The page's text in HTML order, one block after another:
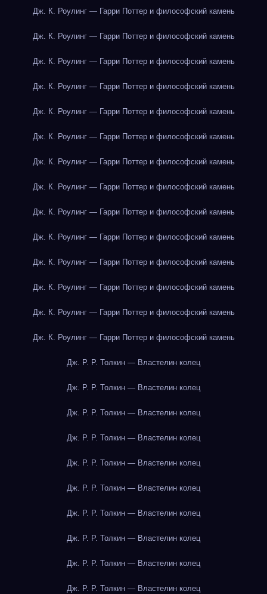
Дж. К. Роулинг — Гарри Поттер и философский камень
Дж. К. Роулинг — Гарри Поттер и философский камень
Дж. К. Роулинг — Гарри Поттер и философский камень
Дж. К. Роулинг — Гарри Поттер и философский камень
Дж. К. Роулинг — Гарри Поттер и философский камень
Дж. К. Роулинг — Гарри Поттер и философский камень
Дж. К. Роулинг — Гарри Поттер и философский камень
Дж. К. Роулинг — Гарри Поттер и философский камень
Дж. К. Роулинг — Гарри Поттер и философский камень
Дж. К. Роулинг — Гарри Поттер и философский камень
Дж. К. Роулинг — Гарри Поттер и философский камень
Дж. К. Роулинг — Гарри Поттер и философский камень
Дж. К. Роулинг — Гарри Поттер и философский камень
Дж. К. Роулинг — Гарри Поттер и философский камень
Дж. Р. Р. Толкин — Властелин колец
Дж. Р. Р. Толкин — Властелин колец
Дж. Р. Р. Толкин — Властелин колец
Дж. Р. Р. Толкин — Властелин колец
Дж. Р. Р. Толкин — Властелин колец
Дж. Р. Р. Толкин — Властелин колец
Дж. Р. Р. Толкин — Властелин колец
Дж. Р. Р. Толкин — Властелин колец
Дж. Р. Р. Толкин — Властелин колец
Дж. Р. Р. Толкин — Властелин колец